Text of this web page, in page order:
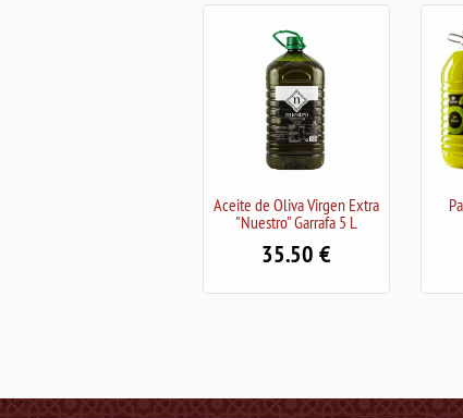
Aceite de Oliva Virgen Extra
Pack 3 garrafas 5 L Los
Omeya
126.00
```